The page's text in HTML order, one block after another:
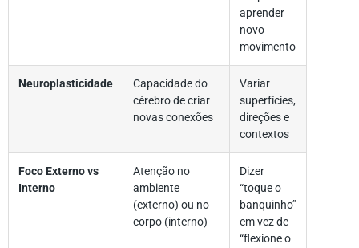
aprender
novo
movimento
Neuroplasticidade
Capacidade do
cérebro de criar
novas conexões
Variar
superfícies,
direções e
contextos
Foco Externo vs
Interno
Atenção no
ambiente
(externo) ou no
corpo (interno)
Dizer
“toque o
banquinho”
em vez de
“flexione o